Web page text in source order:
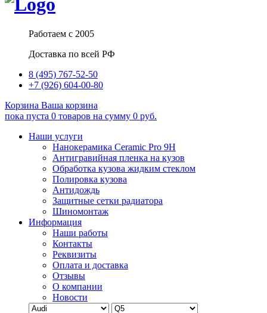
Работаем с 2005
Доставка по всей РФ
8 (495) 767-52-50
+7 (926) 604-00-80
Корзина Ваша корзина
пока пуста 0 товаров на сумму 0 руб.
Наши услуги
Нанокерамика Ceramic Pro 9H
Антигравийная пленка на кузов
Обработка кузова жидким стеклом
Полировка кузова
Антидождь
Защитные сетки радиатора
Шиномонтаж
Информация
Наши работы
Контакты
Реквизиты
Оплата и доставка
Отзывы
О компании
Новости